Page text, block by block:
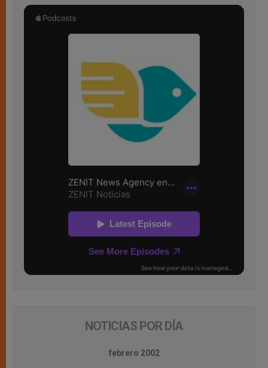
NOTICIAS POR DÍA
febrero 2002